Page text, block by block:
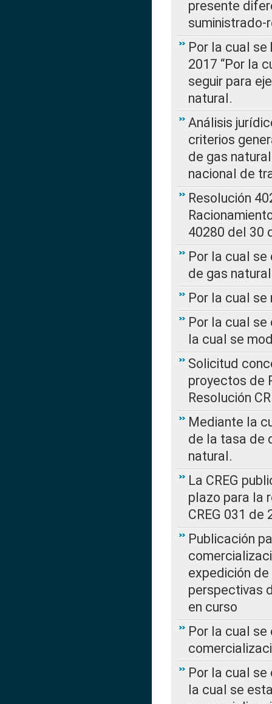
presente
Por la cual se
2017 “Por la
seguir para
natural.
Análisis
criterios
de gas
nacional de
Resolución
40280 del 30
Por la cual
de gas natural
Por la cual se
Por la cual se
la cual se
Solicitud
proyectos de
Resolución
Mediante la
de la tasa de
natural.
La CREG
plazo para la
CREG 031 de
Publicación
expedición de
perspectivas
en curso
Por la cual
Por la cual se
la cual se